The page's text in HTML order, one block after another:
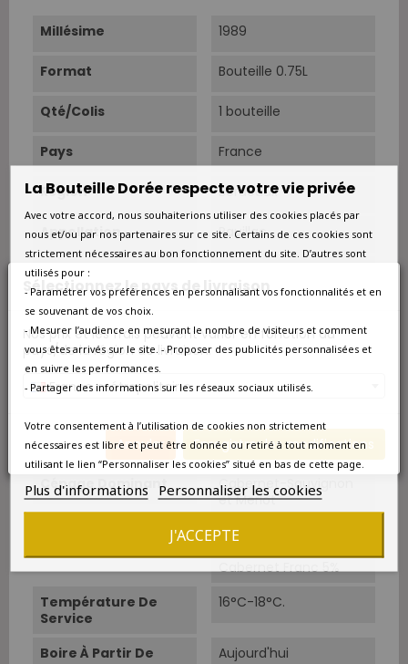
Sélectionnez le pays de livraison
Nos prix et les frais peuvent varier en fonction du
pays/de la région de livraison.
France métropolitaine
Annuler Enregistrer les modifications
Millésime 1989
Format Bouteille 0.75L
Qté/Colis 1 bouteille
Pays France
Région Bordeaux
Appellation Pauillac
Couleur
Type
Classement Grand Cru Classé
Superficie 26,5 ha.
Sols
Graves garonnaises sur
socle calcaire.
Cépage Dominant
Cabernet-Sauvignon
et Merlot
Cabernet Sauvignon
50%, Merlot 45%,
Cabernet Franc 5%
Température De
Service
16°C-18°C.
Boire À Partir De Aujourd'hui
La Bouteille Dorée respecte votre vie privée
Avec votre accord, nous souhaiterions utiliser des cookies placés par
nous et/ou par nos partenaires sur ce site. Certains de ces cookies sont
strictement nécessaires au bon fonctionnement du site. D’autres sont
utilisés pour :
- Paramétrer vos préférences en personnalisant vos fonctionnalités et en
se souvenant de vos choix.
- Mesurer l’audience en mesurant le nombre de visiteurs et comment
vous êtes arrivés sur le site. - Proposer des publicités personnalisées et
en suivre les performances.
- Partager des informations sur les réseaux sociaux utilisés.
Votre consentement à l’utilisation de cookies non strictement
nécessaires est libre et peut être donnée ou retiré à tout moment en
utilisant le lien “Personnaliser les cookies” situé en bas de cette page.
Plus d'informations Personnaliser les cookies
J'ACCEPTE